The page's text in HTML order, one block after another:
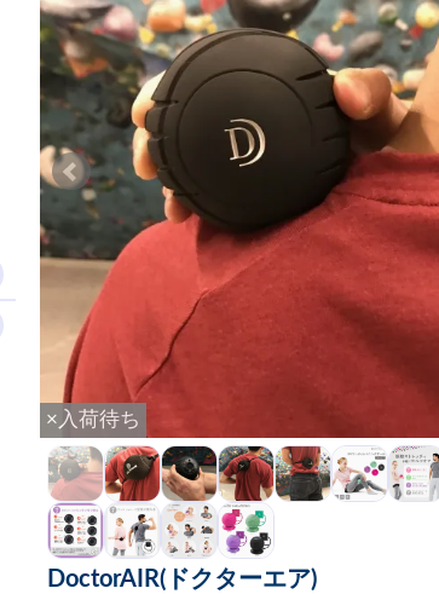
×入荷待ち
DoctorAIR(ドクターエア)